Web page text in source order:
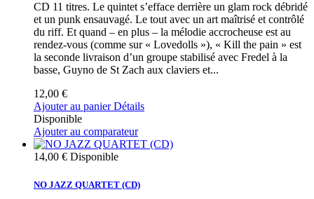
CD 11 titres. Le quintet s’efface derrière un glam rock débridé
et un punk ensauvagé. Le tout avec un art maîtrisé et contrôlé
du riff. Et quand – en plus – la mélodie accrocheuse est au
rendez-vous (comme sur « Lovedolls »), « Kill the pain » est
la seconde livraison d’un groupe stabilisé avec Fredel à la
basse, Guyno de St Zach aux claviers et...
12,00 €
Ajouter au panier Détails
Disponible
Ajouter au comparateur
14,00 € Disponible
NO JAZZ QUARTET (CD)